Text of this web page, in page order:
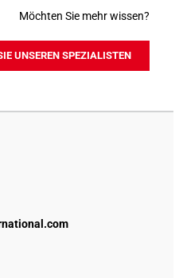
Möchten Sie mehr wissen?
UNSEREN SPEZIALISTEN